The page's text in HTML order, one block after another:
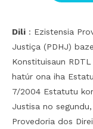
Dili : Ezistensia
Justiça (PDHJ)
Konstituisaun
hatúr ona iha
7/2004 Estatutu
Justisa no
Provedoria dos